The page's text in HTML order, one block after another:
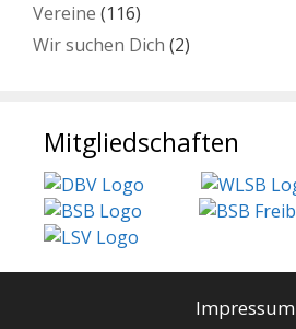
Vereine (116)
Wir suchen Dich (2)
Mitgliedschaften
Impressum